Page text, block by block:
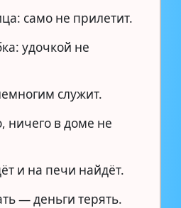
само не прилетит.
удочкой не
служит.
ничего в доме не
и на печи найдёт.
— деньги терять.